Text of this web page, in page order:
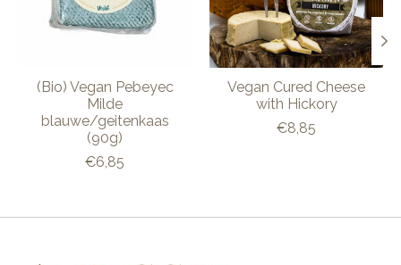
(Bio) Vegan Pebeyec
Milde
blauwe/geitenkaas
(90g)
€6,85
Vegan Cured Cheese
with Hickory
€8,85